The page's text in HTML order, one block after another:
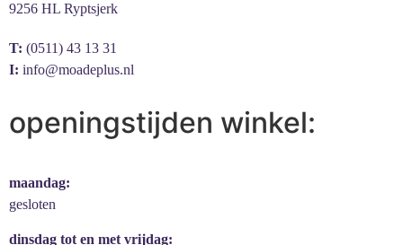
9256 HL Ryptsjerk
T: (0511) 43 13 31
I: info@moadeplus.nl
openingstijden winkel:
maandag:
gesloten
dinsdag tot en met vrijdag: